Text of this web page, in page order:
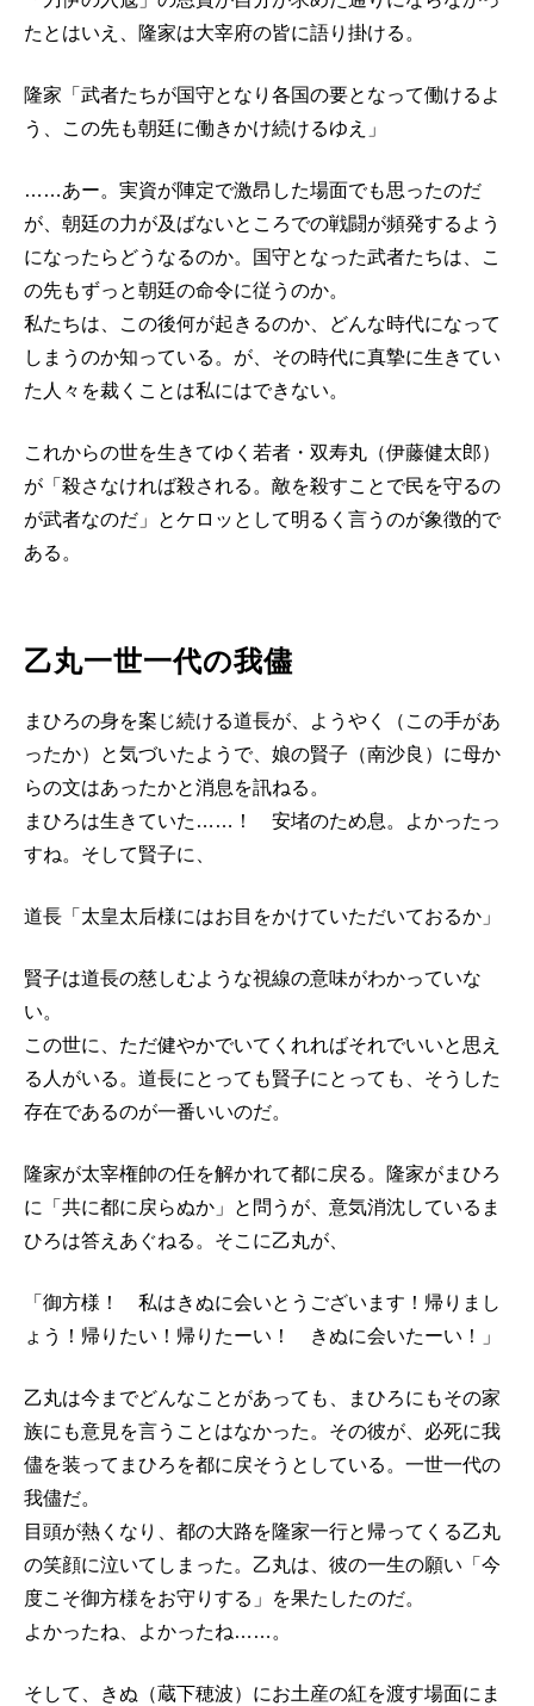
たとはいえ、隆家は大宰府の皆に語り掛ける。
隆家「武者たちが国守となり各国の要となって働けるよ
う、この先も朝廷に働きかけ続けるゆえ」
……あー。実資が陣定で激昂した場面でも思ったのだ
が、朝廷の力が及ばないところでの戦闘が頻発するよう
になったらどうなるのか。国守となった武者たちは、こ
の先もずっと朝廷の命令に従うのか。
私たちは、この後何が起きるのか、どんな時代になって
しまうのか知っている。が、その時代に真摯に生きてい
た人々を裁くことは私にはできない。
これからの世を生きてゆく若者・双寿丸（伊藤健太郎）
が「殺さなければ殺される。敵を殺すことで民を守るの
が武者なのだ」とケロッとして明るく言うのが象徴的で
ある。
乙丸一世一代の我儘
まひろの身を案じ続ける道長が、ようやく（この手があ
ったか）と気づいたようで、娘の賢子（南沙良）に母か
らの文はあったかと消息を訊ねる。
まひろは生きていた……！ 安堵のため息。よかったっ
すね。そして賢子に、
道長「太皇太后様にはお目をかけていただいておるか」
賢子は道長の慈しむような視線の意味がわかっていな
い。
この世に、ただ健やかでいてくれればそれでいいと思え
る人がいる。道長にとっても賢子にとっても、そうした
存在であるのが一番いいのだ。
隆家が太宰権帥の任を解かれて都に戻る。隆家がまひろ
に「共に都に戻らぬか」と問うが、意気消沈しているま
ひろは答えあぐねる。そこに乙丸が、
「御方様！ 私はきぬに会いとうございます！帰りまし
ょう！帰りたい！帰りたーい！ きぬに会いたーい！」
乙丸は今までどんなことがあっても、まひろにもその家
族にも意見を言うことはなかった。その彼が、必死に我
儘を装ってまひろを都に戻そうとしている。一世一代の
我儘だ。
目頭が熱くなり、都の大路を隆家一行と帰ってくる乙丸
の笑顔に泣いてしまった。乙丸は、彼の一生の願い「今
度こそ御方様をお守りする」を果たしたのだ。
よかったね、よかったね……。
そして、きぬ（蔵下穂波）にお土産の紅を渡す場面にま